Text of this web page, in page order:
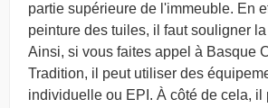
partie supérieure de l'immeuble. En
peinture des tuiles, il faut souligner
Ainsi, si vous faites appel à Basque
Tradition, il peut utiliser des
individuelle ou EPI. À côté de cela, il